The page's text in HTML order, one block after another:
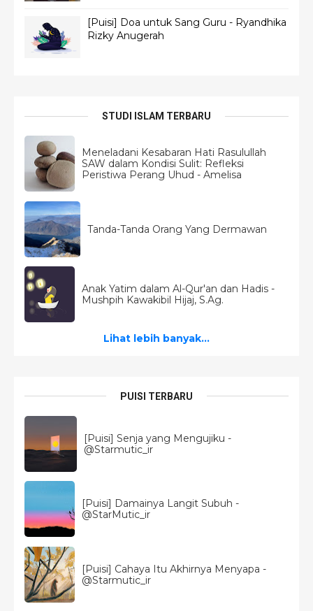
[Puisi] Doa untuk Sang Guru - Ryandhika
Rizky Anugerah
STUDI ISLAM TERBARU
Meneladani Kesabaran Hati Rasulullah
SAW dalam Kondisi Sulit: Refleksi
Peristiwa Perang Uhud - Amelisa
Tanda-Tanda Orang Yang Dermawan
Anak Yatim dalam Al-Qur'an dan Hadis -
Mushpih Kawakibil Hijaj, S.Ag.
Lihat lebih banyak...
PUISI TERBARU
[Puisi] Senja yang Mengujiku -
@Starmutic_ir
[Puisi] Damainya Langit Subuh -
@StarMutic_ir
[Puisi] Cahaya Itu Akhirnya Menyapa -
@Starmutic_ir